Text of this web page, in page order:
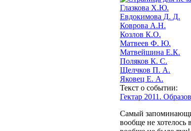
Глазкова Х.Ю.
Евдокимова Д. Д.
Коврова А.Н.
Козлов К.О.
Матвеев Ф. Ю.
Матвейшина Е.К.
Поляков К. С.
Щелчков П. А.
Яковец Е. А.
Текст о событии:
Гектар 2011.
Самый
вообще не хотелось